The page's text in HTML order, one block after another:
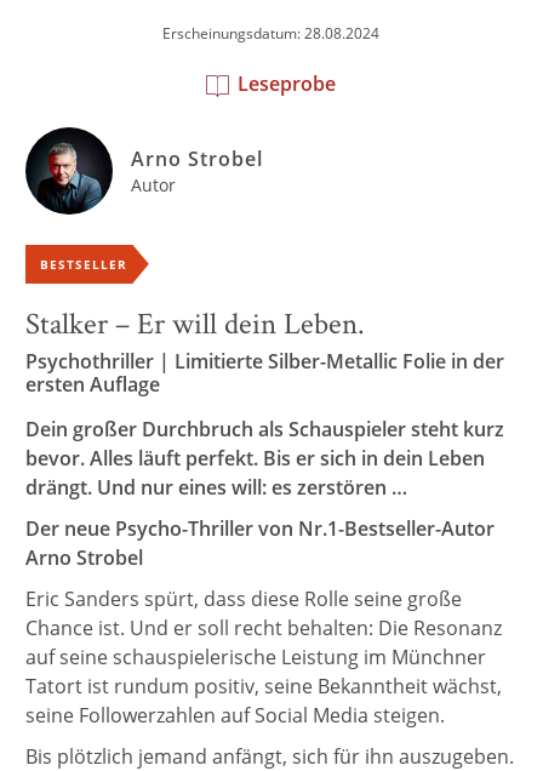
Erscheinungsdatum: 28.08.2024
Leseprobe
Arno Strobel
Autor
BESTSELLER
Stalker – Er will dein Leben.
Psychothriller | Limitierte Silber-Metallic Folie in der
ersten Auflage
Dein großer Durchbruch als Schauspieler steht kurz
bevor. Alles läuft perfekt. Bis er sich in dein Leben
drängt. Und nur eines will: es zerstören …
Der neue Psycho-Thriller von Nr.1-Bestseller-Autor
Arno Strobel
Eric Sanders spürt, dass diese Rolle seine große
Chance ist. Und er soll recht behalten: Die Resonanz
auf seine schauspielerische Leistung im Münchner
Tatort ist rundum positiv, seine Bekanntheit wächst,
seine Followerzahlen auf Social Media steigen.
Bis plötzlich jemand anfängt, sich für ihn auszugeben.